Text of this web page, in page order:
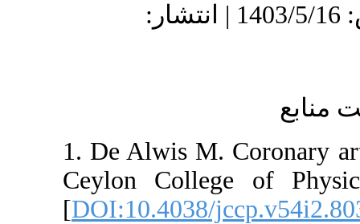
5/16 | انتشار:
1. De
Ceylon
[